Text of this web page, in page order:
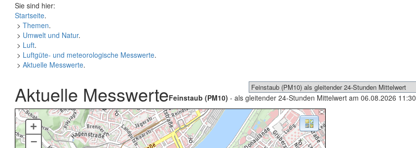
Sie sind hier:
Startseite.
> Themen.
> Umwelt und Natur.
> Luft.
> Luftgüte- und meteorologische Messwerte.
> Aktuelle Messwerte.
Aktuelle MesswerteFeinstaub (PM10) - als gleitender 24-Stunden Mittelwert am 06.08.2026 11:30
+
–